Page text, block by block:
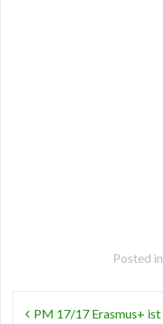
Posted in
Beitragsnavigation
PM 17/17 Erasmus+ ist